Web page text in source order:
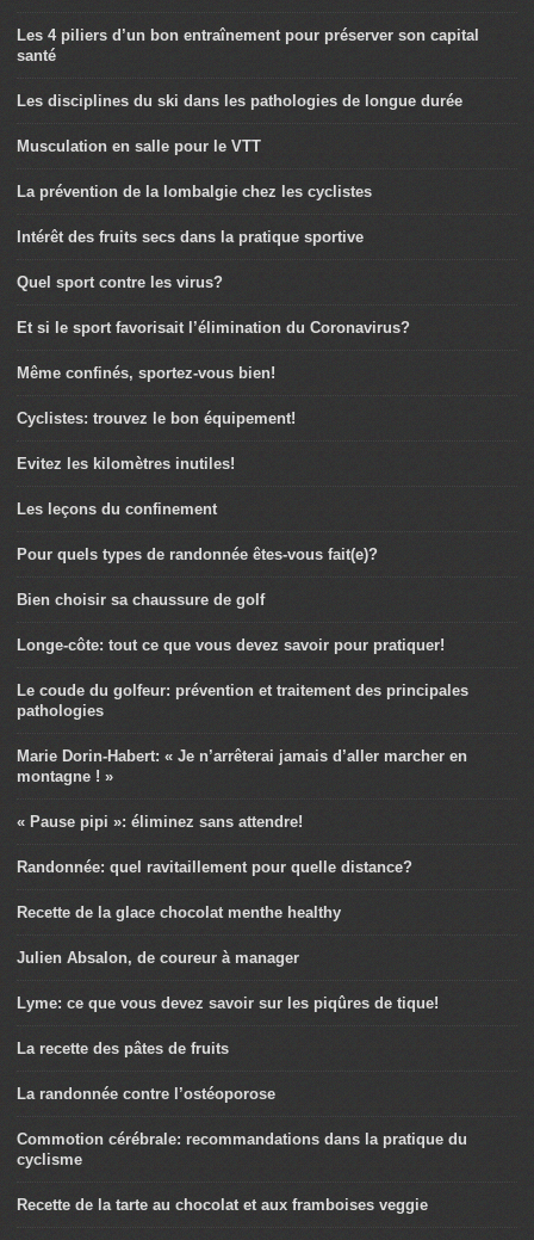
Les 4 piliers d’un bon entraînement pour préserver son capital
santé
Les disciplines du ski dans les pathologies de longue durée
Musculation en salle pour le VTT
La prévention de la lombalgie chez les cyclistes
Intérêt des fruits secs dans la pratique sportive
Quel sport contre les virus?
Et si le sport favorisait l’élimination du Coronavirus?
Même confinés, sportez-vous bien!
Cyclistes: trouvez le bon équipement!
Evitez les kilomètres inutiles!
Les leçons du confinement
Pour quels types de randonnée êtes-vous fait(e)?
Bien choisir sa chaussure de golf
Longe-côte: tout ce que vous devez savoir pour pratiquer!
Le coude du golfeur: prévention et traitement des principales
pathologies
Marie Dorin-Habert: « Je n’arrêterai jamais d’aller marcher en
montagne ! »
« Pause pipi »: éliminez sans attendre!
Randonnée: quel ravitaillement pour quelle distance?
Recette de la glace chocolat menthe healthy
Julien Absalon, de coureur à manager
Lyme: ce que vous devez savoir sur les piqûres de tique!
La recette des pâtes de fruits
La randonnée contre l’ostéoporose
Commotion cérébrale: recommandations dans la pratique du
cyclisme
Recette de la tarte au chocolat et aux framboises veggie